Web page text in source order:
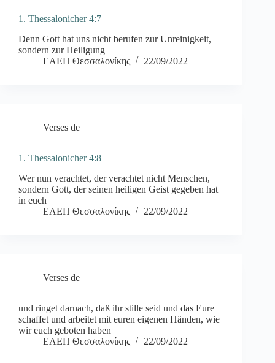
1. Thessalonicher 4:7
Denn Gott hat uns nicht berufen zur Unreinigkeit,
sondern zur Heiligung
ΕΑΕΠ Θεσσαλονίκης
22/09/2022
Verses de
1. Thessalonicher 4:8
Wer nun verachtet, der verachtet nicht Menschen,
sondern Gott, der seinen heiligen Geist gegeben hat
in euch
ΕΑΕΠ Θεσσαλονίκης
22/09/2022
Verses de
und ringet darnach, daß ihr stille seid und das Eure
schaffet und arbeitet mit euren eigenen Händen, wie
wir euch geboten haben
ΕΑΕΠ Θεσσαλονίκης
22/09/2022